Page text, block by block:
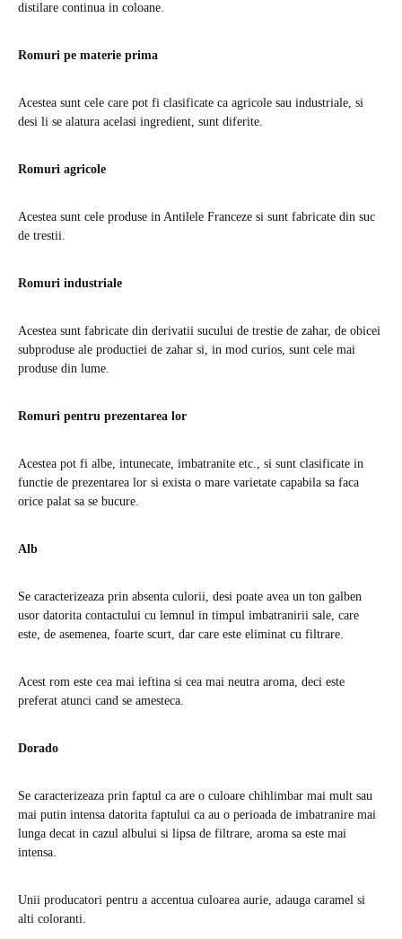
distilare continua in coloane.
Romuri pe materie prima
Acestea sunt cele care pot fi clasificate ca agricole sau industriale, si
desi li se alatura acelasi ingredient, sunt diferite.
Romuri agricole
Acestea sunt cele produse in Antilele Franceze si sunt fabricate din suc
de trestii.
Romuri industriale
Acestea sunt fabricate din derivatii sucului de trestie de zahar, de obicei
subproduse ale productiei de zahar si, in mod curios, sunt cele mai
produse din lume.
Romuri pentru prezentarea lor
Acestea pot fi albe, intunecate, imbatranite etc., si sunt clasificate in
functie de prezentarea lor si exista o mare varietate capabila sa faca
orice palat sa se bucure.
Alb
Se caracterizeaza prin absenta culorii, desi poate avea un ton galben
usor datorita contactului cu lemnul in timpul imbatranirii sale, care
este, de asemenea, foarte scurt, dar care este eliminat cu filtrare.
Acest rom este cea mai ieftina si cea mai neutra aroma, deci este
preferat atunci cand se amesteca.
Dorado
Se caracterizeaza prin faptul ca are o culoare chihlimbar mai mult sau
mai putin intensa datorita faptului ca au o perioada de imbatranire mai
lunga decat in cazul albului si lipsa de filtrare, aroma sa este mai
intensa.
Unii producatori pentru a accentua culoarea aurie, adauga caramel si
alti coloranti.